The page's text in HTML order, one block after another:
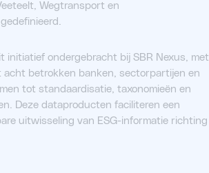
Wegtransport en
initiatief ondergebracht bij SBR Nexus, met
acht betrokken banken, sectorpartijen en
tot standaardisatie, taxonomieën en
Deze dataproducten faciliteren een
uitwisseling van ESG-informatie richting